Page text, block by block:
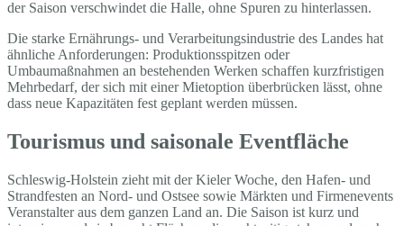
der Saison verschwindet die Halle, ohne Spuren zu hinterlassen.
Die starke Ernährungs- und Verarbeitungsindustrie des Landes hat
ähnliche Anforderungen: Produktionsspitzen oder
Umbaumaßnahmen an bestehenden Werken schaffen kurzfristigen
Mehrbedarf, der sich mit einer Mietoption überbrücken lässt, ohne
dass neue Kapazitäten fest geplant werden müssen.
Tourismus und saisonale Eventfläche
Schleswig-Holstein zieht mit der Kieler Woche, den Hafen- und
Strandfesten an Nord- und Ostsee sowie Märkten und Firmenevents
Veranstalter aus dem ganzen Land an. Die Saison ist kurz und